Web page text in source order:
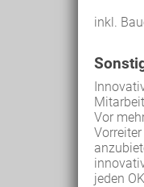
inkl.
Vor
jeden